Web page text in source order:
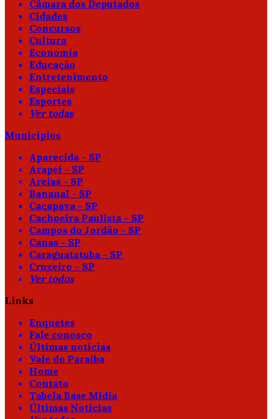
Câmara dos Deputados
Cidades
Concursos
Cultura
Economia
Educação
Entretenimento
Especiais
Esportes
Ver todas
Municípios
Aparecida - SP
Arapeí - SP
Areias - SP
Bananal - SP
Caçapava - SP
Cachoeira Paulista - SP
Campos do Jordão - SP
Canas - SP
Caraguatatuba - SP
Cruzeiro - SP
Ver todos
Links
Enquetes
Fale conosco
Últimas notícias
Vale do Paraíba
Home
Contato
Tabela Base Mídia
Últimas Notícias